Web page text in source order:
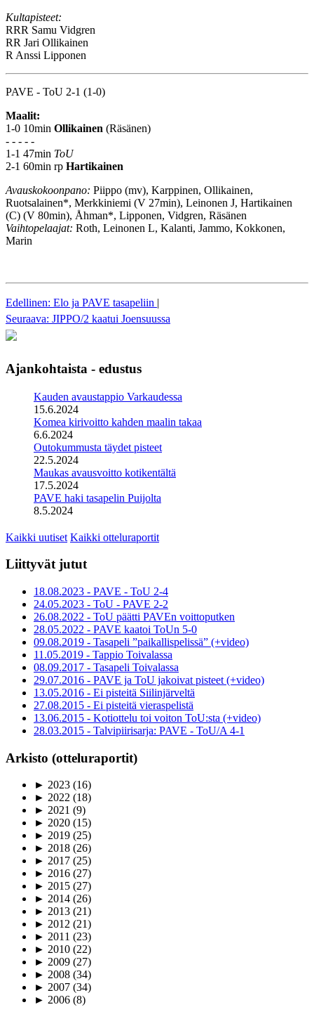
Kultapisteet:
RRR Samu Vidgren
RR Jari Ollikainen
R Anssi Lipponen
PAVE - ToU 2-1 (1-0)
Maalit:
1-0 10min Ollikainen (Räsänen)
- - - - -
1-1 47min ToU
2-1 60min rp Hartikainen
Avauskokoonpano: Piippo (mv), Karppinen, Ollikainen,
Ruotsalainen*, Merkkiniemi (V 27min), Leinonen J, Hartikainen
(C) (V 80min), Åhman*, Lipponen, Vidgren, Räsänen
Vaihtopelaajat: Roth, Leinonen L, Kalanti, Jammo, Kokkonen,
Marin
Edellinen: Elo ja PAVE tasapeliin |
Seuraava: JIPPO/2 kaatui Joensuussa
Ajankohtaista - edustus
Kauden avaustappio Varkaudessa
15.6.2024
Komea kirivoitto kahden maalin takaa
6.6.2024
Outokummusta täydet pisteet
22.5.2024
Maukas avausvoitto kotikentältä
17.5.2024
PAVE haki tasapelin Puijolta
8.5.2024
Kaikki uutiset Kaikki otteluraportit
Liittyvät jutut
18.08.2023 - PAVE - ToU 2-4
24.05.2023 - ToU - PAVE 2-2
26.08.2022 - ToU päätti PAVEn voittoputken
28.05.2022 - PAVE kaatoi ToUn 5-0
09.08.2019 - Tasapeli ”paikallispelissä” (+video)
11.05.2019 - Tappio Toivalassa
08.09.2017 - Tasapeli Toivalassa
29.07.2016 - PAVE ja ToU jakoivat pisteet (+video)
13.05.2016 - Ei pisteitä Siilinjärveltä
27.08.2015 - Ei pisteitä vieraspelistä
13.06.2015 - Kotiottelu toi voiton ToU:sta (+video)
28.03.2015 - Talvipiirisarja: PAVE - ToU/A 4-1
Arkisto (otteluraportit)
► 2023 (16)
► 2022 (18)
► 2021 (9)
► 2020 (15)
► 2019 (25)
► 2018 (26)
► 2017 (25)
► 2016 (27)
► 2015 (27)
► 2014 (26)
► 2013 (21)
► 2012 (21)
► 2011 (23)
► 2010 (22)
► 2009 (27)
► 2008 (34)
► 2007 (34)
► 2006 (8)